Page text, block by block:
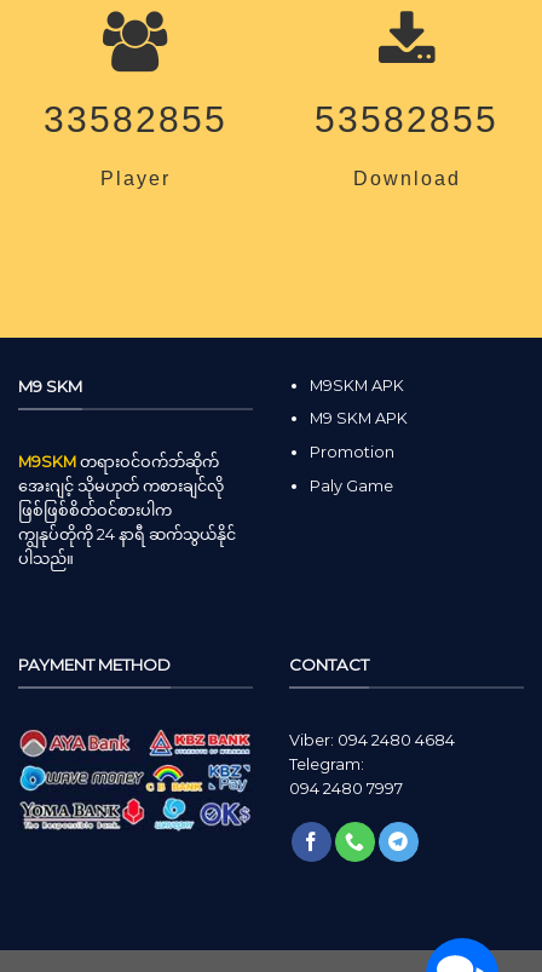
33582855
Player
53582855
Download
M9 SKM
M9SKM တရားဝင်ဝက်ဘ်ဆိုက်
အေးဂျင့် သိုမဟုတ် ကစားချင်လို
ဖြစ်ဖြစ်စိတ်ဝင်စားပါက
ကျွနုပ်တိုကို 24 နာရီ ဆက်သွယ်နိုင်
ပါသည်။
M9SKM APK
M9 SKM APK
Promotion
Paly Game
PAYMENT METHOD CONTACT
Viber: 094 2480 4684
Telegram:
094 2480 7997